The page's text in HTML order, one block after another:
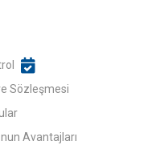
Sözleşmesi
Avantajları